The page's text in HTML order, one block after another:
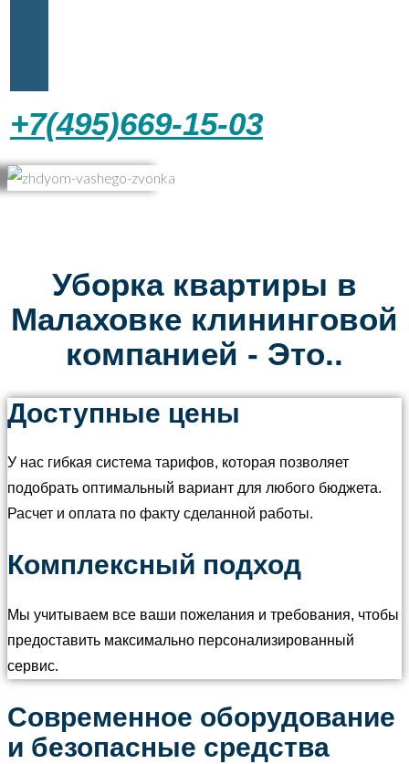
+7(495)669-15-03
Уборка квартиры в
Малаховке клининговой
компанией - Это..
Доступные цены
У нас гибкая система тарифов, которая позволяет
подобрать оптимальный вариант для любого бюджета.
Расчет и оплата по факту сделанной работы.
Комплексный подход
Мы учитываем все ваши пожелания и требования, чтобы
предоставить максимально персонализированный
сервис.
Современное оборудование
и безопасные средства